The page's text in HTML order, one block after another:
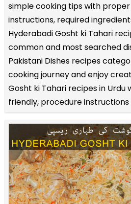
simple cooking tips with
instructions, required
Hyderabadi Gosht ki Tahari
common and most searched
Pakistani Dishes recipes
cooking journey and enjoy
Gosht ki Tahari recipes in Urdu
friendly, procedure instructions